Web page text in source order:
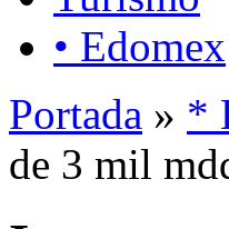
• Edomex
Portada » *
de 3 mil